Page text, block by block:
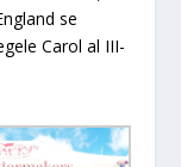
se
Carol al III-